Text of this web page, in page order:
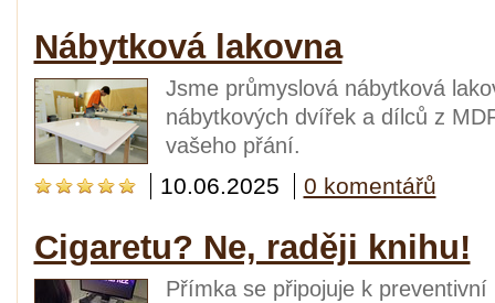
Nábytková lakovna
Jsme průmyslová nábytková
nábytkových dvířek a dílců z
vašeho přání.
10.06.2025 0 komentářů
Cigaretu? Ne, raději knihu!
Přímka se připojuje k preventivní